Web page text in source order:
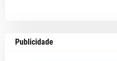
Publicidade